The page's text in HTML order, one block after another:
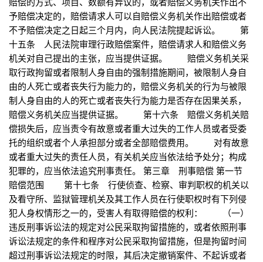
予赔偿决定的，赔偿请求人可以自赔偿义务机关作出赔偿或者
不予赔偿决定之日起三个月内，向人民法院提起诉讼。 第
十五条 人民法院审理行政赔偿案件，赔偿请求人和赔偿义务
机关对自己提出的主张，应当提供证据。 赔偿义务机关采
取行政拘留或者限制人身自由的强制措施期间，被限制人身自
由的人死亡或者丧失行为能力的，赔偿义务机关的行为与被限
制人身自由的人的死亡或者丧失行为能力是否存在因果关系，
赔偿义务机关应当提供证据。 第十六条 赔偿义务机关赔
偿损失后，应当责令有故意或者重大过失的工作人员或者受委
托的组织或者个人承担部分或者全部赔偿费用。 对有故意
或者重大过失的责任人员，有关机关应当依法给予处分；构成
犯罪的，应当依法追究刑事责任。 第三章 刑事赔偿 第一节
赔偿范围 第十七条 行使侦查、检察、审判职权的机关以
及看守所、监狱管理机关及其工作人员在行使职权时有下列侵
犯人身权情形之一的，受害人有取得赔偿的权利： （一）
违反刑事诉讼法的规定对公民采取拘留措施的，或者依照刑事
诉讼法规定的条件和程序对公民采取拘留措施，但是拘留时间
超过刑事诉讼法规定的时限，其后决定撤销案件、不起诉或者